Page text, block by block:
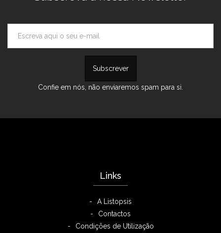
Confie em nós, não enviaremos spam para si.
Links
A Listopsis
Contactos
Condições de Utilização